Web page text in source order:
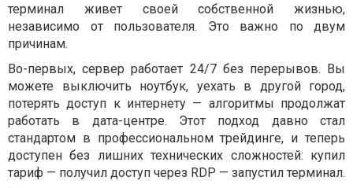
терминал живет своей собственной жизнью,
независимо от пользователя. Это важно по двум
причинам.
Во-первых, сервер работает 24/7 без перерывов. Вы
можете выключить ноутбук, уехать в другой город,
потерять доступ к интернету — алгоритмы продолжат
работать в дата-центре. Этот подход давно стал
стандартом в профессиональном трейдинге, и теперь
доступен без лишних технических сложностей: купил
тариф — получил доступ через RDP — запустил терминал.